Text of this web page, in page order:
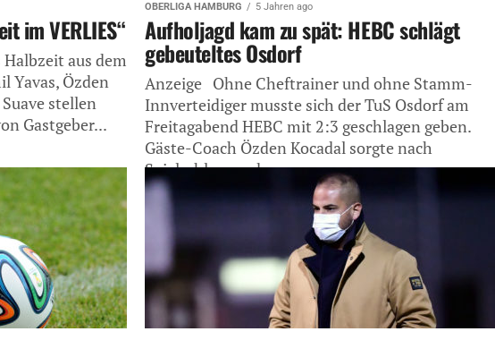
im VERLIES“
aus dem
Yavas, Özden
stellen
Gastgeber...
OBERLIGA HAMBURG 5 Jahren ago
Aufholjagd kam zu spät: HEBC schlägt
gebeuteltes Osdorf
Anzeige Ohne Cheftrainer und ohne Stamm-
Innverteidiger musste sich der TuS Osdorf am
Freitagabend HEBC mit 2:3 geschlagen geben.
Gäste-Coach Özden Kocadal sorgte nach
Spielschluss zudem...